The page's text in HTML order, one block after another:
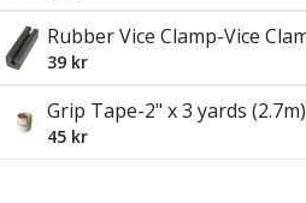
Rubber Vice Clamp-Vice
39 kr
Grip Tape-2" x 3 yards (2.7m)
45 kr